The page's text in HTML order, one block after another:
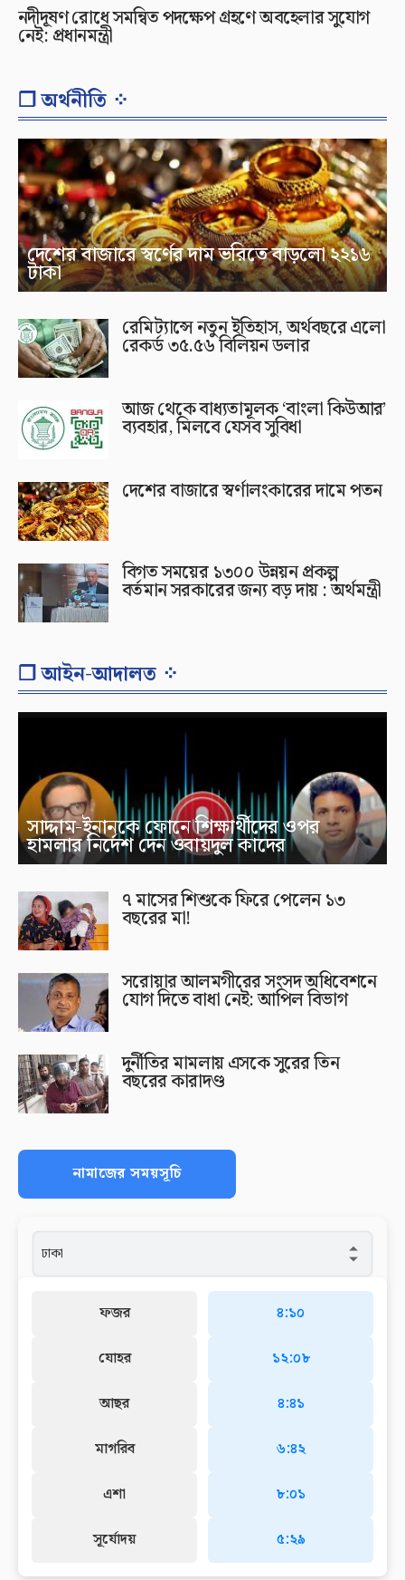
নদীদূষণ রোধে সমন্বিত পদক্ষেপ গ্রহণে অবহেলার সুযোগ
নেই: প্রধানমন্ত্রী
❐ অর্থনীতি ⁘
দেশের বাজারে স্বর্ণের দাম ভরিতে বাড়লো ২২১৬
টাকা
রেমিট্যান্সে নতুন ইতিহাস, অর্থবছরে এলো
রেকর্ড ৩৫.৫৬ বিলিয়ন ডলার
আজ থেকে বাধ্যতামূলক ‘বাংলা কিউআর’
ব্যবহার, মিলবে যেসব সুবিধা
দেশের বাজারে স্বর্ণালংকারের দামে পতন
বিগত সময়ের ১৩০০ উন্নয়ন প্রকল্প
বর্তমান সরকারের জন্য বড় দায় : অর্থমন্ত্রী
❐ আইন-আদালত ⁘
সাদ্দাম-ইনানকে ফোনে শিক্ষার্থীদের ওপর
হামলার নির্দেশ দেন ওবায়দুল কাদের
৭ মাসের শিশুকে ফিরে পেলেন ১৩
বছরের মা!
সরোয়ার আলমগীরের সংসদ অধিবেশনে
যোগ দিতে বাধা নেই: আপিল বিভাগ
দুর্নীতির মামলায় এসকে সুরের তিন
বছরের কারাদণ্ড
নামাজের সময়সূচি
ফজর
যোহর
আছর
মাগরিব
এশা
সূর্যোদয়
৪:১০
১২:০৮
৪:৪১
৬:৪২
৮:০১
৫:২৯